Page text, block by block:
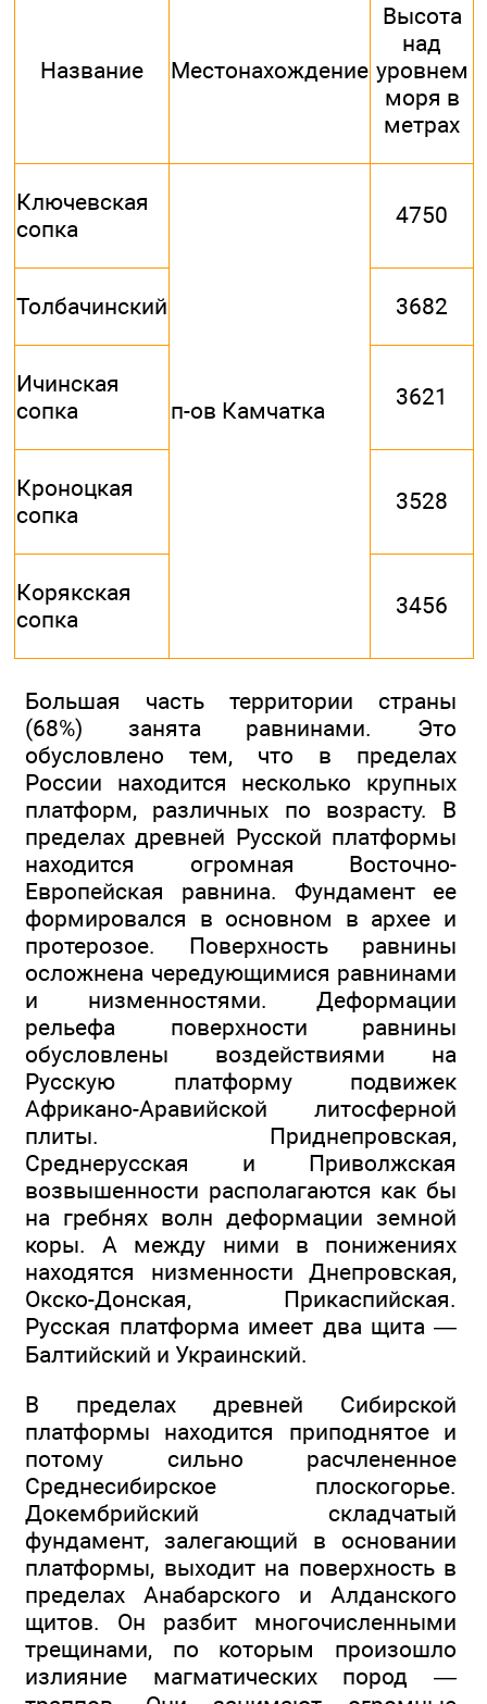
Название Местонахождение
Высота
над
уровнем
моря в
метрах
Ключевская
сопка
п-ов Камчатка
4750
Толбачинский 3682
Ичинская
сопка
3621
Кроноцкая
сопка
3528
Корякская
сопка
3456
Большая часть территории страны
(68%) занята равнинами. Это
обусловлено тем, что в пределах
России находится несколько крупных
платформ, различных по возрасту. В
пределах древней Русской платформы
находится огромная Восточно-
Европейская равнина. Фундамент ее
формировался в основном в архее и
протерозое. Поверхность равнины
осложнена чередующимися равнинами
и низменностями. Деформации
рельефа поверхности равнины
обусловлены воздействиями на
Русскую платформу подвижек
Африкано-Аравийской литосферной
плиты. Приднепровская,
Среднерусская и Приволжская
возвышенности располагаются как бы
на гребнях волн деформации земной
коры. А между ними в понижениях
находятся низменности Днепровская,
Окско-Донская, Прикаспийская.
Русская платформа имеет два щита —
Балтийский и Украинский.
В пределах древней Сибирской
платформы находится приподнятое и
потому сильно расчлененное
Среднесибирское плоскогорье.
Докембрийский складчатый
фундамент, залегающий в основании
платформы, выходит на поверхность в
пределах Анабарского и Алданского
щитов. Он разбит многочисленными
трещинами, по которым произошло
излияние магматических пород —